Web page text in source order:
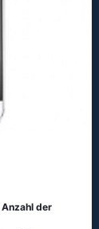
Anzahl der